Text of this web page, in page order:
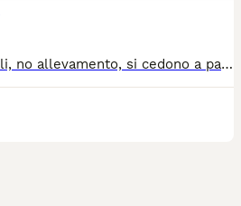
Tre maschietti disponibili, no allevamento, si cedono a partire dal 7 luglio , mangiano già adesso cibo umido.